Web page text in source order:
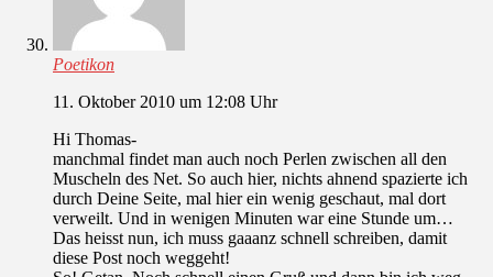
Poetikon
11. Oktober 2010 um 12:08 Uhr
Hi Thomas-
manchmal findet man auch noch Perlen zwischen all den
Muscheln des Net. So auch hier, nichts ahnend spazierte ich
durch Deine Seite, mal hier ein wenig geschaut, mal dort
verweilt. Und in wenigen Minuten war eine Stunde um…
Das heisst nun, ich muss gaaanz schnell schreiben, damit
diese Post noch weggeht!